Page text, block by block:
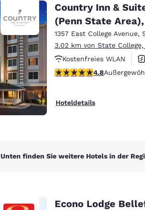
Europa
Deutschland
Deutsch
Spain
English
Ireland
Country Inn &
(Penn State Area),
1357 East College Avenue,
3.02 km von State College,
Kostenfreies WLAN
Rauchfrei
4.76-Sterne-Bewertung.
4.8
Hoteldetails
Unten finden Sie weitere Hotels in der
Econo Lodge